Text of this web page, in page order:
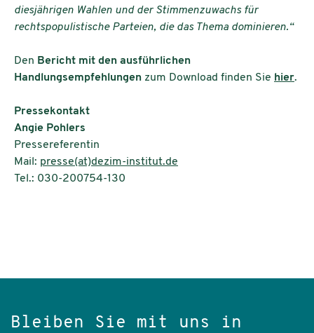
diesjährigen Wahlen und der Stimmenzuwachs für
rechtspopulistische Parteien, die das Thema dominieren.“
Den Bericht mit den ausführlichen
Handlungsempfehlungen zum Download finden Sie hier.
Pressekontakt
Angie Pohlers
Pressereferentin
Mail: presse(at)dezim-institut.de
Tel.: 030-200754-130
Bleiben Sie mit uns in